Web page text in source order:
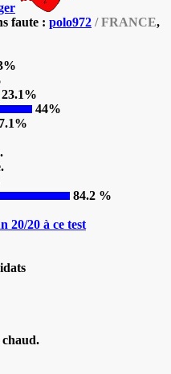
faute : polo972 / FRANCE,
23.1%
44%
84.2 %
20/20 à ce test